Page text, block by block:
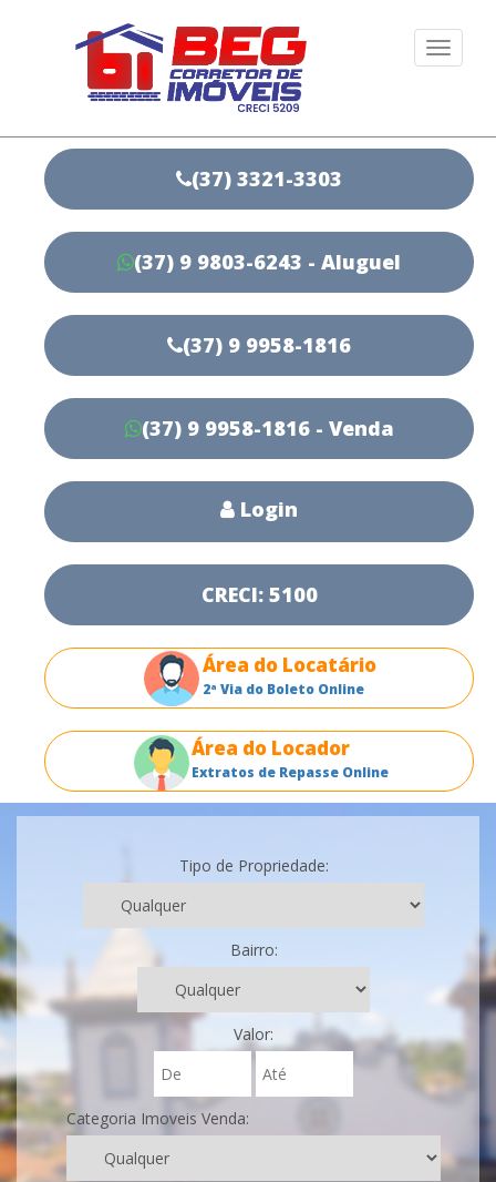
(37) 3321-3303
(37) 9 9803-6243 - Aluguel
(37) 9 9958-1816
(37) 9 9958-1816 - Venda
Login
CRECI: 5100
Área do Locatário
2ª Via do Boleto Online
Área do Locador
Extratos de Repasse Online
Tipo de Propriedade:
Bairro:
Valor:
Categoria Imoveis Venda: